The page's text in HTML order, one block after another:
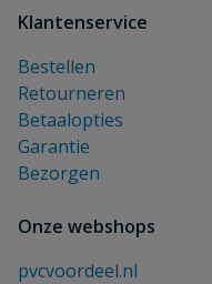
Klantenservice
Bestellen
Retourneren
Betaalopties
Garantie
Bezorgen
Onze webshops
pvcvoordeel.nl